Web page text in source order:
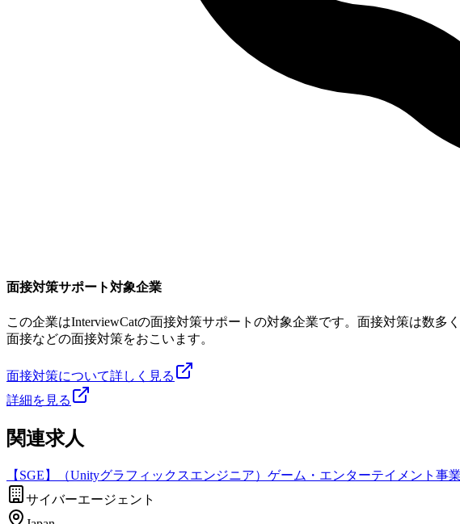
面接対策サポート対象企業
この企業はInterviewCatの面接対策サポートの対象企業です。面接対策は数
面接などの面接対策をおこいます。
面接対策について詳しく見る
詳細を見る
関連求人
【SGE】（Unityグラフィックスエンジニア）ゲーム・エンターテイメント事
サイバーエージェント